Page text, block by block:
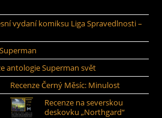
vydaní komiksu Liga Spravedlnosti –
antologie Superman svět
Recenze Černý Měsíc: Minulost
Recenze na severskou
deskovku „Northgard“